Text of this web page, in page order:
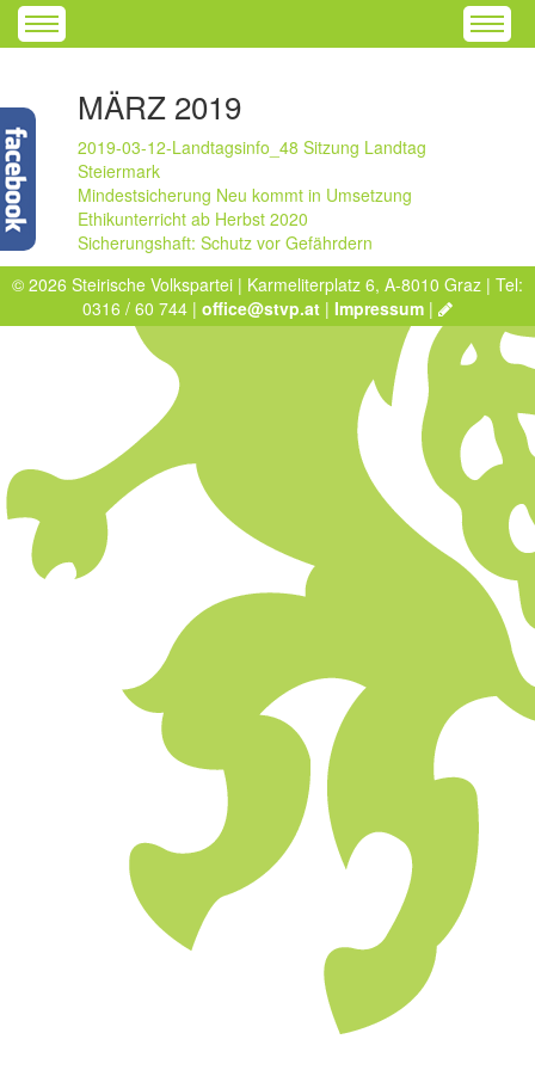
MÄRZ 2019
2019-03-12-Landtagsinfo_48 Sitzung Landtag
Steiermark
Mindestsicherung Neu kommt in Umsetzung
Ethikunterricht ab Herbst 2020
Sicherungshaft: Schutz vor Gefährdern
© 2026 Steirische Volkspartei | Karmeliterplatz 6, A-8010 Graz | Tel:
0316 / 60 744 | office@stvp.at | Impressum |